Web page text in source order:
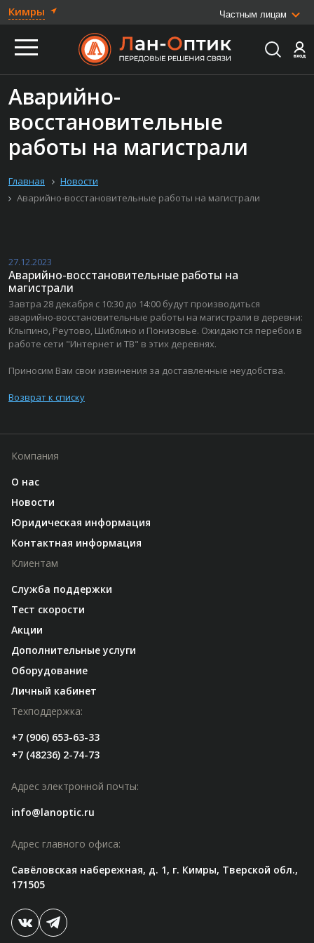
Кимры Частным лицам
Аварийно-
восстановительные
работы на магистрали
Главная
Новости
Аварийно-восстановительные работы на магистрали
27.12.2023
Аварийно-восстановительные работы на
магистрали
Завтра 28 декабря с 10:30 до 14:00 будут производиться
аварийно-восстановительные работы на магистрали в деревни:
Клыпино, Реутово, Шиблино и Понизовье. Ожидаются перебои в
работе сети "Интернет и ТВ" в этих деревнях.
Приносим Вам свои извинения за доставленные неудобства.
Возврат к списку
Компания
О нас
Новости
Юридическая информация
Контактная информация
Клиентам
Служба поддержки
Тест скорости
Акции
Дополнительные услуги
Оборудование
Личный кабинет
Техподдержка:
+7 (906) 653-63-33
+7 (48236) 2-74-73
Адрес электронной почты:
info@lanoptic.ru
Адрес главного офиса:
Савёловская набережная, д. 1, г. Кимры, Тверской обл.,
171505